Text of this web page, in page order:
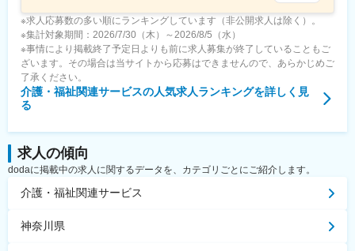
※求人応募数の多い順にランキングしています（非公開求人は除く）。
※集計対象期間：2026/7/30（木）～2026/8/5（水）
※事情により掲載終了予定日よりも前に求人募集が終了していることもご
ざいます。その場合は当サイトから応募はできませんので、あらかじめご
了承ください。
介護・福祉関連サービスの人気求人ランキングを詳しく見
る
求人の傾向
dodaに掲載中の求人に関するデータを、カテゴリごとにご紹介します。
介護・福祉関連サービス
神奈川県